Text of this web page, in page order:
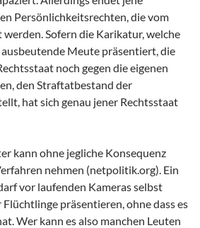
Persönlichkeitsrechten, die vom
Sofern die Karikatur, welche
Meute präsentiert, die
noch gegen die eigenen
den Straftatbestand der
hat sich genau jener Rechtsstaat
kann ohne jegliche Konsequenz
nehmen (netpolitik.org). Ein
vor laufenden Kameras selbst
präsentieren, ohne dass es
Wer kann es also manchen Leuten